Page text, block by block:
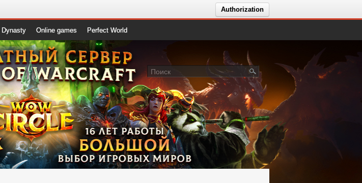
Authorization
Dynasty Online games Perfect World